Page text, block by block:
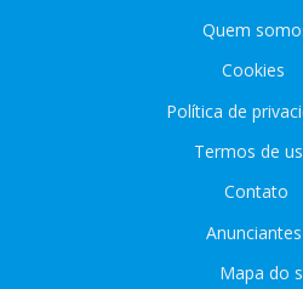
Quem
Cookies
Política de
Termos de
Contato
Anunciantes
Mapa do